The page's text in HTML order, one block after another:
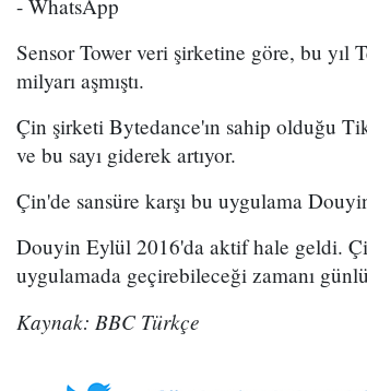
- WhatsApp
Sensor Tower veri şirketine göre, bu yıl
milyarı aşmıştı.
Çin şirketi Bytedance'ın sahip olduğu
ve bu sayı giderek artıyor.
Çin'de sansüre karşı bu uygulama
Douyin Eylül 2016'da aktif hale geldi.
uygulamada geçirebileceği zamanı
Kaynak: BBC Türkçe